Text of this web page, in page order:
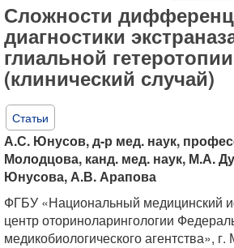
Сложности
диагностики
глиальной гетеротопии
(клинический случай)
Статьи
А.С. Юнусов, д-р мед. наук,
Молодцова, канд. мед. наук, М.А.
Юнусова, А.В. Арапова
ФГБУ «Национальный медицинский
центр оториноларингологии
медикобиологического агентства», г.